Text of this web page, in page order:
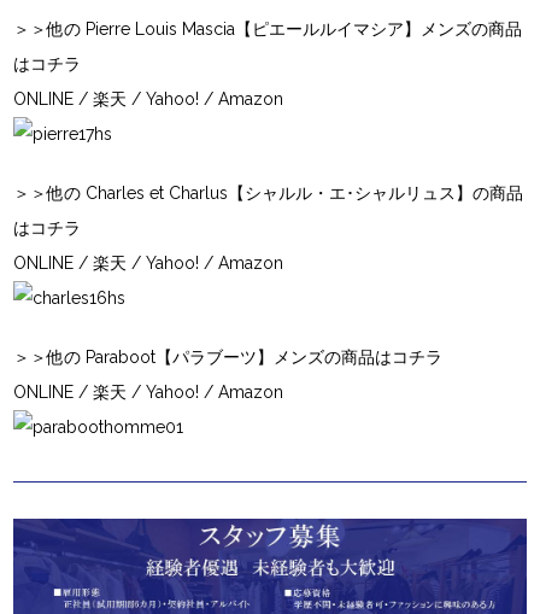
＞＞他の Pierre Louis Mascia【ピエールルイマシア】メンズの商品
はコチラ
ONLINE /楽天 /Yahoo! /Amazon
＞＞他の Charles et Charlus【シャルル・エ･シャルリュス】の商品
はコチラ
ONLINE /楽天 /Yahoo! /Amazon
＞＞他の Paraboot【パラブーツ】メンズの商品はコチラ
ONLINE /楽天 /Yahoo! /Amazon